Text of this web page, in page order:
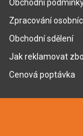
Obchodní
Zpracování
Obchodní sdělení
Jak reklamovat
Cenová poptávka